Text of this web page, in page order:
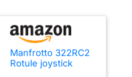
Manfrotto 322RC2
Rotule joystick